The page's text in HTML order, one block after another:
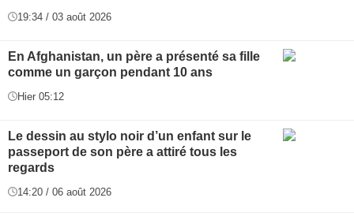
19:34 / 03 août 2026
En Afghanistan, un père a présenté sa fille
comme un garçon pendant 10 ans
Hier 05:12
Le dessin au stylo noir d’un enfant sur le
passeport de son père a attiré tous les
regards
14:20 / 06 août 2026